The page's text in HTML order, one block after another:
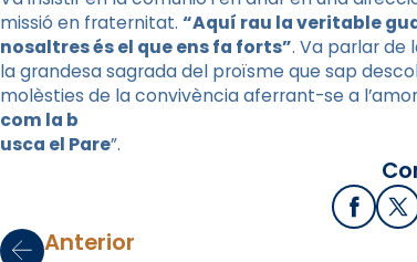
missió en fraternitat. “Aquí rau la veritable
nosaltres és el que ens fa forts”. Va parlar de
la grandesa sagrada del proïsme que sap
molèsties de la convivència aferrant-se a
com la b
usca el Pare”.
X
Anterior